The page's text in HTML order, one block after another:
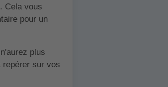
Cela vous
pour un
plus
repérer sur vos